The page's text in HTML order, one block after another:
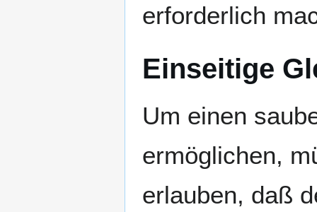
erforderlich
Einseitige
Um einen
ermöglichen,
erlauben, daß